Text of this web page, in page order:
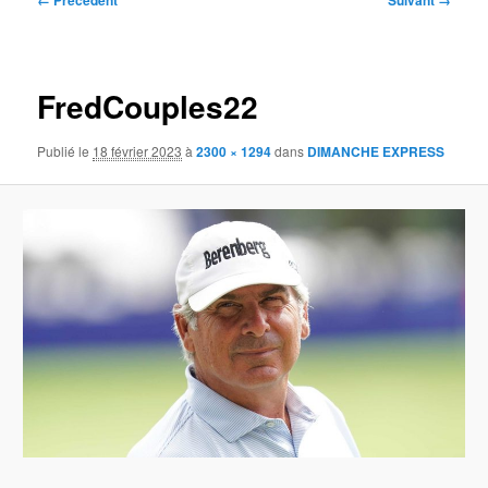
FredCouples22
Publié le 18 février 2023 à2300 × 1294dans DIMANCHE EXPRESS